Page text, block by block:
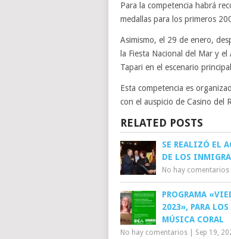
Para la competencia habrá
medallas para los primeros
Asimismo, el 29 de enero,
la Fiesta Nacional del Mar y
Tapari en el escenario
Esta competencia es
con el auspicio de Casino del
RELATED POSTS
SE REALIZÓ EL
DE LOS
No hay comentarios
PROGRAMA
2023», PARA
MÚSICA CORAL
No hay comentarios Sep 19,